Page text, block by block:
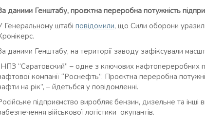
даними Генштабу, проєктна переробна потужність
Генеральному штабі повідомили, що Сили оборони
даними Генштабу, на території заводу зафіксували
“Саратовский” – одне з ключових нафтопереробних
компанії “Роснефть”. Проєктна переробна
на рік”, – йдетьбся у повідомленні.
підприємство виробляє бензин, дизельне та
військової логістики окупантів.